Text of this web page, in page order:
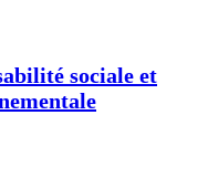
sociale et